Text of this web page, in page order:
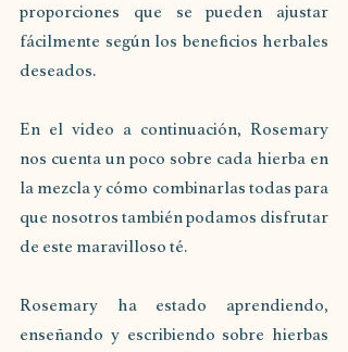
proporciones que se pueden ajustar
fácilmente según los beneficios herbales
deseados.
En el video a continuación, Rosemary
nos cuenta un poco sobre cada hierba en
la mezcla y cómo combinarlas todas para
que nosotros también podamos disfrutar
de este maravilloso té.
Rosemary ha estado aprendiendo,
enseñando y escribiendo sobre hierbas